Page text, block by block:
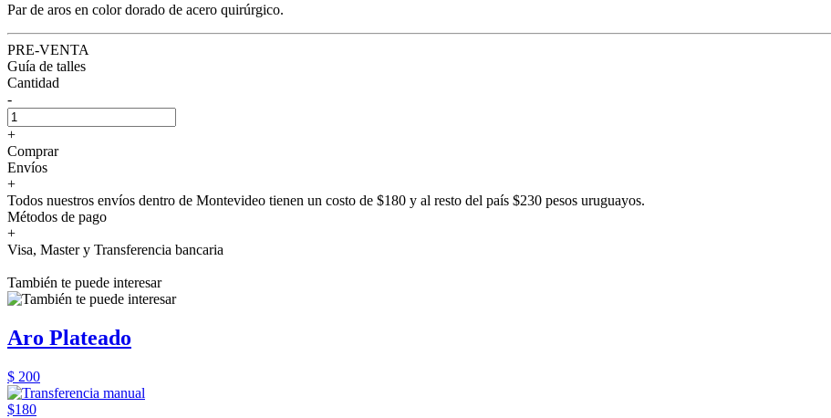
Par de aros en color dorado de acero quirúrgico.
PRE-VENTA
Guía de talles
Cantidad
-
+
Comprar
Envíos
+
Todos nuestros envíos dentro de Montevideo tienen un costo de $180 y al resto del país $230 pesos uruguayos.
Métodos de pago
+
Visa, Master y Transferencia bancaria
También te puede interesar
Aro Plateado
$ 200
$180